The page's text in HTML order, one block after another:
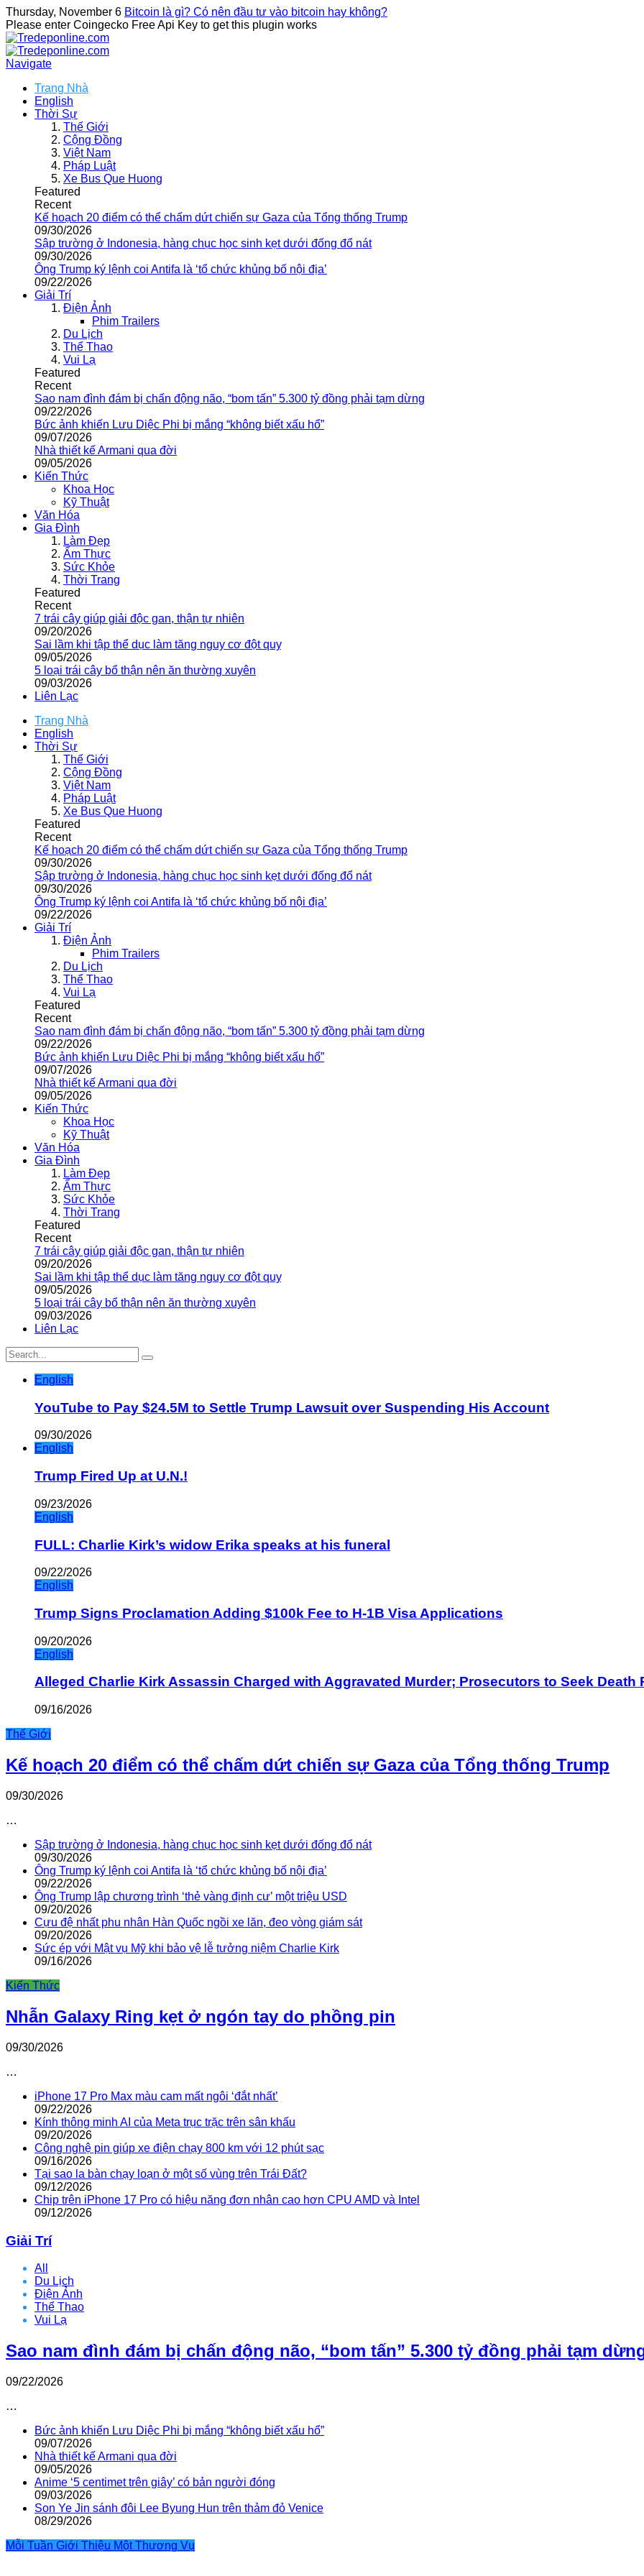
Thursday, November 6 Bitcoin là gì? Có nên đầu tư vào bitcoin hay không?
Please enter Coingecko Free Api Key to get this plugin works
Navigate
Trang Nhà
English
Thời Sự
Thế Giới
Cộng Đồng
Việt Nam
Pháp Luật
Xe Bus Que Huong
Featured
Recent
Kế hoạch 20 điểm có thể chấm dứt chiến sự Gaza của Tổng thống Trump
09/30/2026
Sập trường ở Indonesia, hàng chục học sinh kẹt dưới đống đổ nát
09/30/2026
Ông Trump ký lệnh coi Antifa là ‘tổ chức khủng bố nội địa’
09/22/2026
Giải Trí
Điện Ảnh
Phim Trailers
Du Lịch
Thể Thao
Vui Lạ
Featured
Recent
Sao nam đình đám bị chấn động não, “bom tấn” 5.300 tỷ đồng phải tạm dừng
09/22/2026
Bức ảnh khiến Lưu Diệc Phi bị mắng “không biết xấu hổ”
09/07/2026
Nhà thiết kế Armani qua đời
09/05/2026
Kiến Thức
Khoa Học
Kỹ Thuật
Văn Hóa
Gia Đình
Làm Đẹp
Ẩm Thực
Sức Khỏe
Thời Trang
Featured
Recent
7 trái cây giúp giải độc gan, thận tự nhiên
09/20/2026
Sai lầm khi tập thể dục làm tăng nguy cơ đột quỵ
09/05/2026
5 loại trái cây bổ thận nên ăn thường xuyên
09/03/2026
Liên Lạc
Trang Nhà
English
Thời Sự
Thế Giới
Cộng Đồng
Việt Nam
Pháp Luật
Xe Bus Que Huong
Featured
Recent
Kế hoạch 20 điểm có thể chấm dứt chiến sự Gaza của Tổng thống Trump
09/30/2026
Sập trường ở Indonesia, hàng chục học sinh kẹt dưới đống đổ nát
09/30/2026
Ông Trump ký lệnh coi Antifa là ‘tổ chức khủng bố nội địa’
09/22/2026
Giải Trí
Điện Ảnh
Phim Trailers
Du Lịch
Thể Thao
Vui Lạ
Featured
Recent
Sao nam đình đám bị chấn động não, “bom tấn” 5.300 tỷ đồng phải tạm dừng
09/22/2026
Bức ảnh khiến Lưu Diệc Phi bị mắng “không biết xấu hổ”
09/07/2026
Nhà thiết kế Armani qua đời
09/05/2026
Kiến Thức
Khoa Học
Kỹ Thuật
Văn Hóa
Gia Đình
Làm Đẹp
Ẩm Thực
Sức Khỏe
Thời Trang
Featured
Recent
7 trái cây giúp giải độc gan, thận tự nhiên
09/20/2026
Sai lầm khi tập thể dục làm tăng nguy cơ đột quỵ
09/05/2026
5 loại trái cây bổ thận nên ăn thường xuyên
09/03/2026
Liên Lạc
English
YouTube to Pay $24.5M to Settle Trump Lawsuit over Suspending His Account
09/30/2026
English
Trump Fired Up at U.N.!
09/23/2026
English
FULL: Charlie Kirk’s widow Erika speaks at his funeral
09/22/2026
English
Trump Signs Proclamation Adding $100k Fee to H-1B Visa Applications
09/20/2026
English
Alleged Charlie Kirk Assassin Charged with Aggravated Murder; Prosecutors to Seek Death
09/16/2026
Thế Giới
Kế hoạch 20 điểm có thể chấm dứt chiến sự Gaza của Tổng thống Trump
09/30/2026
…
Sập trường ở Indonesia, hàng chục học sinh kẹt dưới đống đổ nát
09/30/2026
Ông Trump ký lệnh coi Antifa là ‘tổ chức khủng bố nội địa’
09/22/2026
Ông Trump lập chương trình ‘thẻ vàng định cư’ một triệu USD
09/20/2026
Cựu đệ nhất phu nhân Hàn Quốc ngồi xe lăn, đeo vòng giám sát
09/20/2026
Sức ép với Mật vụ Mỹ khi bảo vệ lễ tưởng niệm Charlie Kirk
09/16/2026
Kiến Thức
Nhẫn Galaxy Ring kẹt ở ngón tay do phồng pin
09/30/2026
…
iPhone 17 Pro Max màu cam mất ngôi ‘đắt nhất’
09/22/2026
Kính thông minh AI của Meta trục trặc trên sân khấu
09/20/2026
Công nghệ pin giúp xe điện chạy 800 km với 12 phút sạc
09/16/2026
Tại sao la bàn chạy loạn ở một số vùng trên Trái Đất?
09/12/2026
Chip trên iPhone 17 Pro có hiệu năng đơn nhân cao hơn CPU AMD và Intel
09/12/2026
Giải Trí
All
Du Lịch
Điện Ảnh
Thể Thao
Vui Lạ
Sao nam đình đám bị chấn động não, “bom tấn” 5.300 tỷ đồng phải tạm
09/22/2026
…
Bức ảnh khiến Lưu Diệc Phi bị mắng “không biết xấu hổ”
09/07/2026
Nhà thiết kế Armani qua đời
09/05/2026
Anime ‘5 centimet trên giây’ có bản người đóng
09/03/2026
Son Ye Jin sánh đôi Lee Byung Hun trên thảm đỏ Venice
08/29/2026
Mỗi Tuần Giới Thiệu Một Thương Vụ